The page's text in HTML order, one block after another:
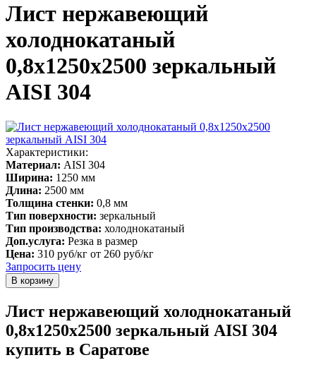
Лист нержавеющий
холоднокатаный
0,8х1250х2500 зеркальный
AISI 304
Характеристики:
Материал: AISI 304
Ширина: 1250 мм
Длина: 2500 мм
Толщина стенки: 0,8 мм
Тип поверхности: зеркальный
Тип производства: холоднокатаный
Доп.услуга: Резка в размер
Цена: 310 руб/кг от 260 руб/кг
Запросить цену
Лист нержавеющий холоднокатаный
0,8х1250х2500 зеркальный AISI 304
купить в Саратове